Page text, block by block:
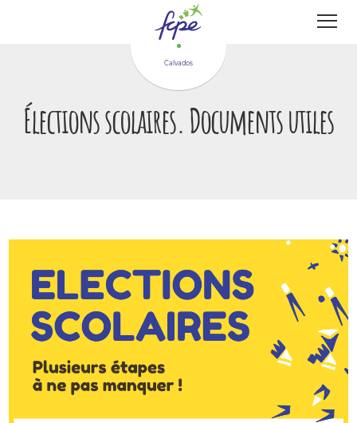
Calvados
Élections scolaires. Documents utiles
Panneau de gestion des cookies